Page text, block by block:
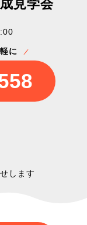
見学会
に
します